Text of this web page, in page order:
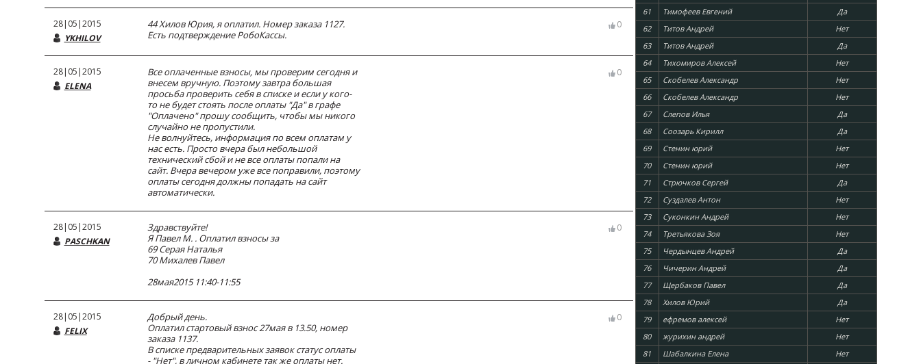
28|05|2015
YKHILOV
44 Хилов Юрия, я оплатил. Номер заказа 1127.
Есть подтверждение РобоКассы.
0
28|05|2015
ELENA
Все оплаченные взносы, мы проверим сегодня и
внесем вручную. Поэтому завтра большая
просьба проверить себя в списке и если у кого-
то не будет стоять после оплаты "Да" в графе
"Оплачено" прошу сообщить, чтобы мы никого
случайно не пропустили.
Не волнуйтесь, информация по всем оплатам у
нас есть. Просто вчера был небольшой
технический сбой и не все оплаты попали на
сайт. Вчера вечером уже все поправили, поэтому
оплаты сегодня должны попадать на сайт
автоматически.
0
28|05|2015
PASCHKAN
Здравствуйте!
Я Павел М. . Оплатил взносы за
69 Серая Наталья
70 Михалев Павел
28мая2015 11:40-11:55
0
28|05|2015
FELIX
Добрый день.
Оплатил стартовый взнос 27мая в 13.50, номер
заказа 1137.
В списке предварительных заявок статус оплаты
- "Нет", в личном кабинете так же оплаты нет.
0
61
Тимофеев Евгений
Да
62
Титов Андрей
Нет
63
Титов Андрей
Да
64
Тихомиров Алексей
Нет
65
Скобелев Александр
Нет
66
Скобелев Александр
Нет
67
Слепов Илья
Да
68
Соозарь Кирилл
Да
69
Стенин юрий
Нет
70
Стенин юрий
Нет
71
Стрючков Сергей
Да
72
Суздалев Антон
Нет
73
Суконкин Андрей
Нет
74
Третьякова Зоя
Нет
75
Чердынцев Андрей
Да
76
Чичерин Андрей
Да
77
Щербаков Павел
Да
78
Хилов Юрий
Да
79
ефремов алексей
Нет
80
журихин андрей
Нет
81
Шабалкина Елена
Нет